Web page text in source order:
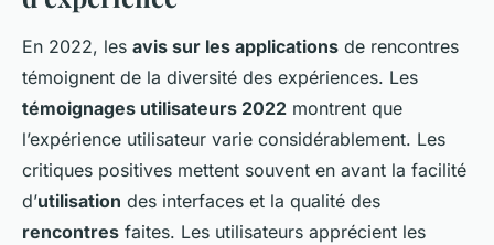
En 2022, les avis sur les applications de rencontres
témoignent de la diversité des expériences. Les
témoignages utilisateurs 2022 montrent que
l’expérience utilisateur varie considérablement. Les
critiques positives mettent souvent en avant la facilité
d’utilisation des interfaces et la qualité des
rencontres faites. Les utilisateurs apprécient les